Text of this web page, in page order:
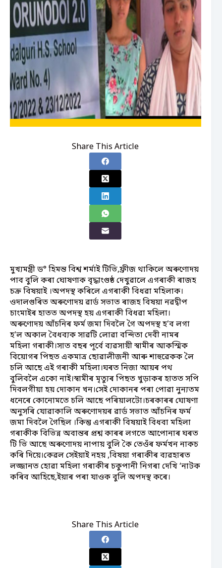
Share This Article
মুখ্যমন্ত্ৰী ড° হিমন্ত বিশ্ব শৰ্মাই টিভি,ফ্ৰীজ থাকিলে অৰুণোদয়
পাব বুলি কৰা ঘোষণাক বৃদ্ধাংগুষ্ঠ দেখুৱালে এগৰাকী ৰাজহ
চক্ৰ বিষয়াই ।অপদস্থ কৰিলে এগৰাকী বিধৱা মহিলাক।
ওদালগুৰিত অৰুণোদয় ৱাৰ্ড সভাত ৰাজহ বিষয়া নৱদ্বীপ
চাংমাইৰ হাতত অপদস্থ হয় এগৰাকী বিধৱা মহিলা।
অৰুণোদয় আঁচনিৰ ফৰ্ম জমা দিবলৈ গৈ অপদস্থ হ’ব লগা
হ’ল অকাল বৈধব্যক সাৱটি লোৱা বন্দিতা দেবী নামৰ
মহিলা গৰাকী।সাত বছৰ পূৰ্বে ব্যৱসায়ী স্বামীৰ আকস্মিক
বিয়োগৰ পিছত একমাত্ৰ ছোৱালীজনী আৰু শাহুৱেকক লৈ
চলি আছে এই গৰাকী মহিলা।ঘৰত নিজা আয়ৰ পথ
বুলিবলৈ একো নাই।স্বামীৰ মৃত্যুৰ পিছত খুড়াকৰ হাতত সপি
দিবলগীয়া হয় দোকান খন।সেই দোকানৰ পৰা পোৱা নুন্যতম
ধনেৰে কোনোমতে চলি আছে পৰিয়ালটো।চৰকাৰৰ ঘোষণা
অনুসৰি যোৱাকালি অৰুণোদয়ৰ ৱাৰ্ড সভাত আঁচনিৰ ফৰ্ম
জমা দিবলৈ গৈছিল ।কিন্তু এগৰাকী বিষয়াই বিধবা মহিলা
গৰাকীক বিভিন্ন অবান্তৰ প্ৰশ্ন কাৰৰ লগতে আপোনাৰ ঘৰত
টি ভি আছে অৰুণোদয় নাপায় বুলি কৈ তেওঁৰ ফৰ্মখন নাকচ
কৰি দিয়ে।কেৱল সেইয়াই নহয় ,বিষয়া গৰাকীৰ ব্যৱহাৰত
লজ্জানত হোৱা মহিলা গৰাকীৰ চকুপানী নিগৰা দেখি ‘নাটক
কৰিব আহিছে,ইয়াৰ পৰা যাওক বুলি অপদস্থ কৰে।
Share This Article